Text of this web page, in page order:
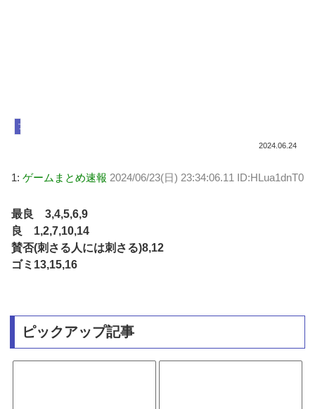
ファイナルファンタジー
2024.06.24
1: ゲームまとめ速報 2024/06/23(日) 23:34:06.11 ID:HLua1dnT0
最良 3,4,5,6,9
良 1,2,7,10,14
賛否(刺さる人には刺さる)8,12
ゴミ13,15,16
ピックアップ記事